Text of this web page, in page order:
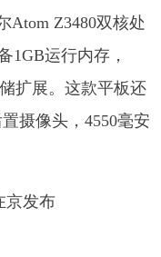
Atom Z3480双核处
1GB运行内存，
扩展。这款平板还
摄像头，4550毫安